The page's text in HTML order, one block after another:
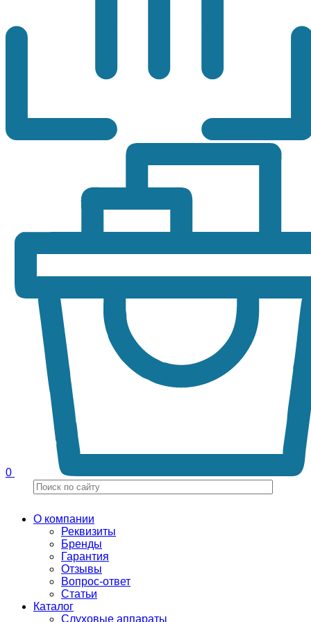
0
О компании
Реквизиты
Бренды
Гарантия
Отзывы
Вопрос-ответ
Статьи
Каталог
Слуховые аппараты